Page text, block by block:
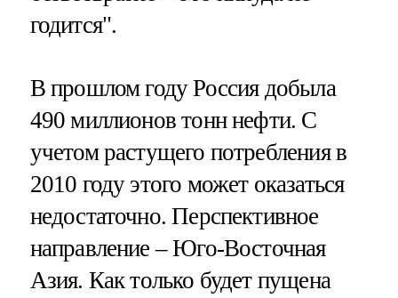
годится".
В прошлом году Россия добыла
490 миллионов тонн нефти. С
учетом растущего потребления в
2010 году этого может оказаться
недостаточно. Перспективное
направление – Юго-Восточная
Азия. Как только будет пущена